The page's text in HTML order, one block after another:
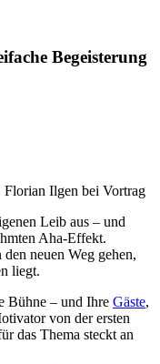
Begeisterung
Leib aus – und
Aha-Effekt.
neuen Weg gehen,
liegt.
Bühne – und Ihre Gäste,
von der ersten
das Thema steckt an